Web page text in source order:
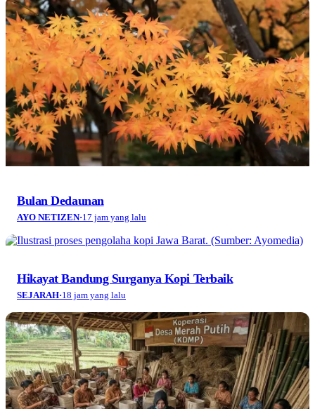
Bulan Dedaunan
AYO NETIZEN·17 jam yang lalu
Hikayat Bandung Surganya Kopi Terbaik
SEJARAH·18 jam yang lalu